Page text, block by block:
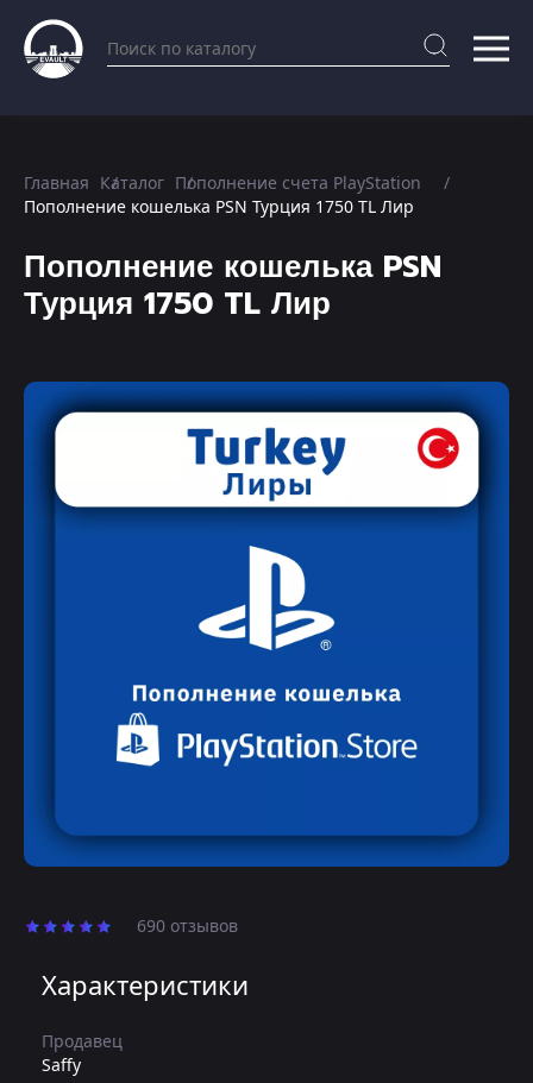
Главная Каталог Пополнение счета PlayStation
Пополнение кошелька PSN Турция 1750 TL Лир
Пополнение кошелька PSN
Турция 1750 TL Лир
690 отзывов
Характеристики
Продавец
Saffy